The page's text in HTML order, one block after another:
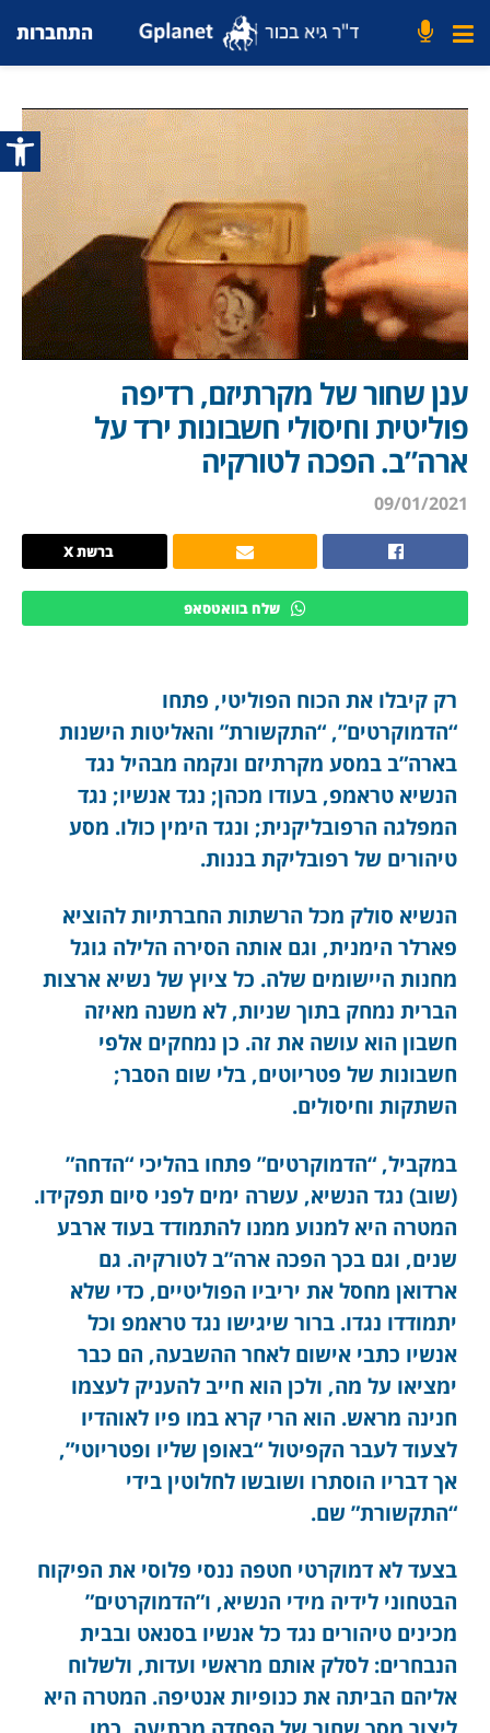
פתח
התחברות
ענן שחור של מקרתיזם, רדיפה
פוליטית וחיסולי חשבונות ירד על
ארה”ב. הפכה לטורקיה
09/01/2021
ברשת X
שלח בוואטסאפ
רק קיבלו את הכוח הפוליטי, פתחו
“הדמוקרטים”, “התקשורת” והאליטות הישנות
בארה”ב במסע מקרתיזם ונקמה מבהיל נגד
הנשיא טראמפ, בעודו מכהן; נגד אנשיו; נגד
המפלגה הרפובליקנית; ונגד הימין כולו. מסע
טיהורים של רפובליקת בננות.
הנשיא סולק מכל הרשתות החברתיות להוציא
פארלר הימנית, וגם אותה הסירה הלילה גוגל
מחנות היישומים שלה. כל ציוץ של נשיא ארצות
הברית נמחק בתוך שניות, לא משנה מאיזה
חשבון הוא עושה את זה. כן נמחקים אלפי
חשבונות של פטריוטים, בלי שום הסבר;
השתקות וחיסולים.
במקביל, “הדמוקרטים” פתחו בהליכי “הדחה”
(שוב) נגד הנשיא, עשרה ימים לפני סיום תפקידו.
המטרה היא למנוע ממנו להתמודד בעוד ארבע
שנים, וגם בכך הפכה ארה”ב לטורקיה. גם
ארדואן מחסל את יריביו הפוליטיים, כדי שלא
יתמודדו נגדו. ברור שיגישו נגד טראמפ וכל
אנשיו כתבי אישום לאחר ההשבעה, הם כבר
ימציאו על מה, ולכן הוא חייב להעניק לעצמו
חנינה מראש. הוא הרי קרא במו פיו לאוהדיו
לצעוד לעבר הקפיטול “באופן שליו ופטריוטי”,
אך דבריו הוסתרו ושובשו לחלוטין בידי
“התקשורת” שם.
בצעד לא דמוקרטי חטפה ננסי פלוסי את הפיקוח
הבטחוני לידיה מידי הנשיא, ו”הדמוקרטים”
מכינים טיהורים נגד כל אנשיו בסנאט ובבית
הנבחרים: לסלק אותם מראשי ועדות, ולשלוח
אליהם הביתה את כנופיות אנטיפה. המטרה היא